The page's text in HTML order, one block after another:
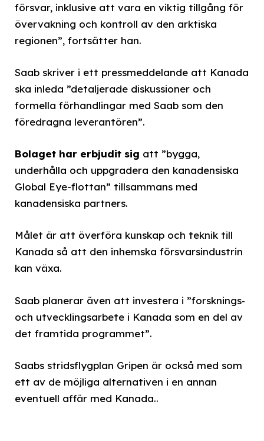
försvar, inklusive att vara en viktig tillgång för
övervakning och kontroll av den arktiska
regionen”, fortsätter han.
Saab skriver i ett pressmeddelande att Kanada
ska inleda ”detaljerade diskussioner och
formella förhandlingar med Saab som den
föredragna leverantören”.
Bolaget har erbjudit sig att ”bygga,
underhålla och uppgradera den kanadensiska
Global Eye-flottan” tillsammans med
kanadensiska partners.
Målet är att överföra kunskap och teknik till
Kanada så att den inhemska försvarsindustrin
kan växa.
Saab planerar även att investera i ”forsknings‑
och utvecklingsarbete i Kanada som en del av
det framtida programmet”.
Saabs stridsflygplan Gripen är också med som
ett av de möjliga alternativen i en annan
eventuell affär med Kanada..